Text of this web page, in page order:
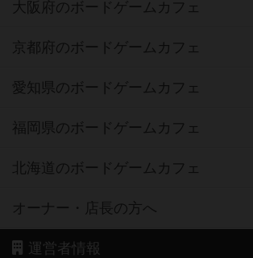
大阪府のボードゲームカフェ
京都府のボードゲームカフェ
愛知県のボードゲームカフェ
福岡県のボードゲームカフェ
北海道のボードゲームカフェ
オーナー・店長の方へ
運営者情報